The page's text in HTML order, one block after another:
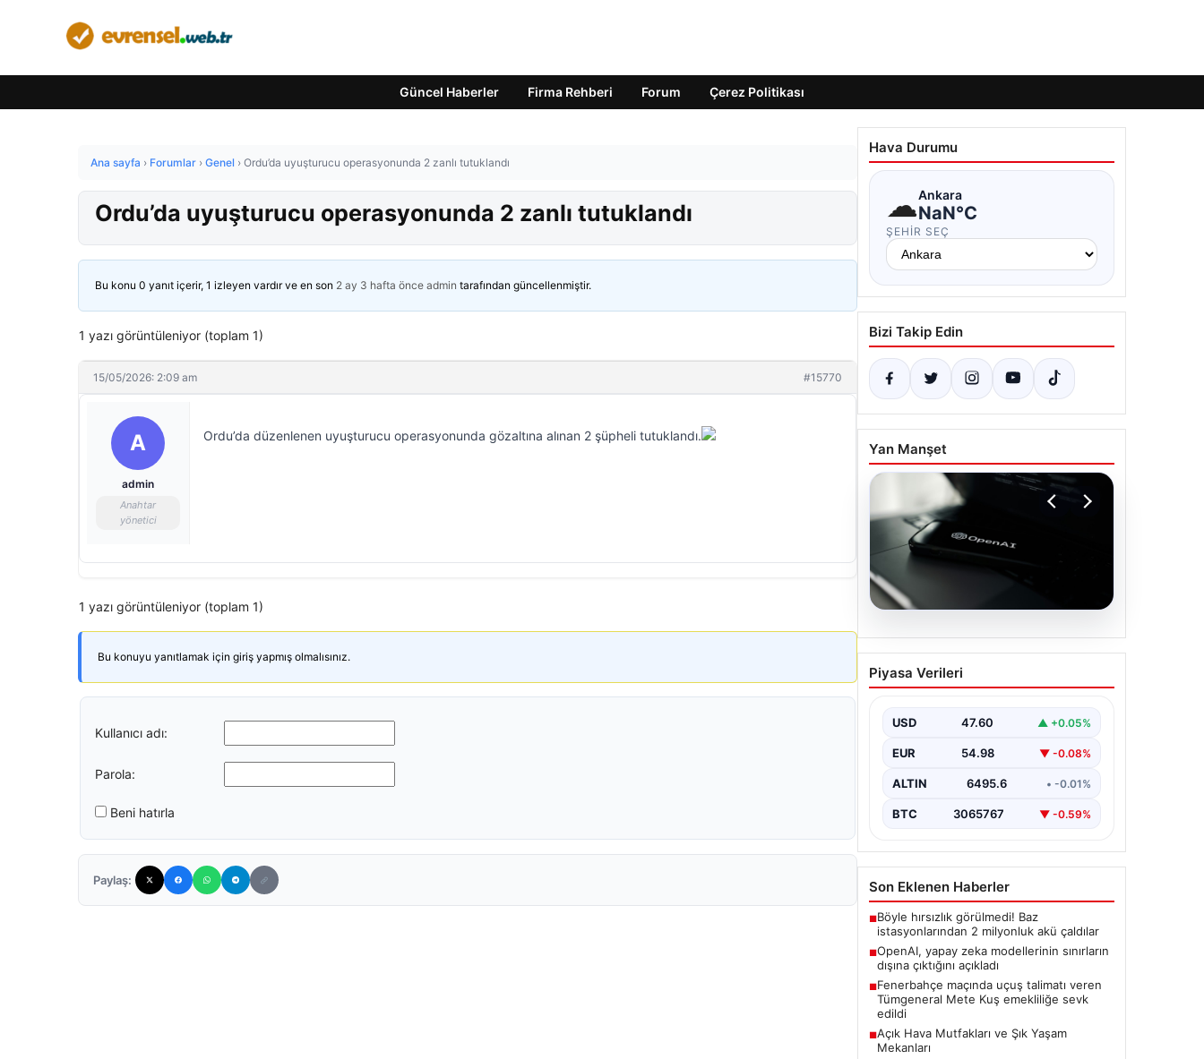
Güncel Haberler Firma Rehberi Forum Çerez Politikası
Ana sayfa › Forumlar › Genel › Ordu’da uyuşturucu operasyonunda 2 zanlı tutuklandı
Ordu’da uyuşturucu operasyonunda 2 zanlı tutuklandı
Bu konu 0 yanıt içerir, 1 izleyen vardır ve en son 2 ay 3 hafta önce admin tarafından güncellenmiştir.
1 yazı görüntüleniyor (toplam 1)
15/05/2026: 2:09 am #15770
A
admin
Anahtar
yönetici
Ordu’da düzenlenen uyuşturucu operasyonunda gözaltına alınan 2 şüpheli tutuklandı.
1 yazı görüntüleniyor (toplam 1)
Bu konuyu yanıtlamak için giriş yapmış olmalısınız.
Kullanıcı adı:
Parola:
Beni hatırla
Paylaş:
Hava Durumu
☁Ankara
NaN°C
ŞEHIR SEÇ
Bizi Takip Edin
Yan Manşet
05.08.2026
OpenAI, yapay zeka
modellerinin sınırların
Piyasa Verileri
USD 47.60 ▲ +0.05%
EUR 54.98 ▼ -0.08%
ALTIN 6495.6 • -0.01%
BTC 3065767 ▼ -0.59%
Son Eklenen Haberler
■Böyle hırsızlık görülmedi! Baz
istasyonlarından 2 milyonluk akü çaldılar
■OpenAI, yapay zeka modellerinin sınırların
dışına çıktığını açıkladı
■Fenerbahçe maçında uçuş talimatı veren
Tümgeneral Mete Kuş emekliliğe sevk
edildi
■Açık Hava Mutfakları ve Şık Yaşam
Mekanları